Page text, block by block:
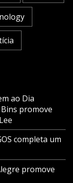
ao Dia
promove
completa um
promove